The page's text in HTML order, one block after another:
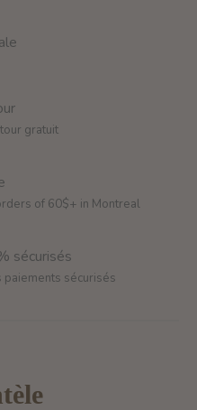
gratuit
of 60$+ in Montreal
sécurisés
paiements sécurisés